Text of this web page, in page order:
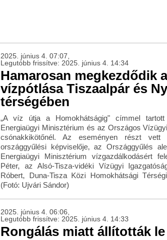
2025. június 4. 07:07,
Legutóbb frissítve: 2025. június 4. 14:34
Hamarosan megkezdődik
vízpótlása Tiszaalpár és
térségében
„A víz útja a Homokhátságig" címmel
Energiaügyi Minisztérium és az Országos
csónakkikötőnél. Az eseményen részt
országgyűlési képviselője, az Országgyűlés
Energiaügyi Minisztérium vízgazdálkodásért
Péter, az Alsó-Tisza-vidéki Vízügyi
Róbert, Duna-Tisza Közi Homokhátsági
(Fotó: Ujvári Sándor)
2025. június 4. 06:06,
Legutóbb frissítve: 2025. június 4. 14:33
Rongálás miatt állították